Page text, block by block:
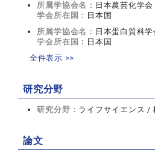
所属学協会名： 日本農芸化学会
学会所在国： 日本国
所属学協会名： 日本蛋白質科学
学会所在国： 日本国
全件表示 >>
研究分野
研究分野： ライフサイエンス /
論文